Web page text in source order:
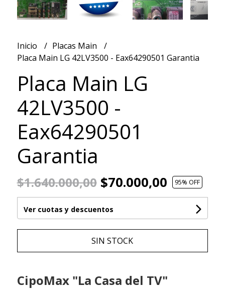
Inicio
Placas Main
Placa Main LG 42LV3500 - Eax64290501 Garantia
Placa Main LG
42LV3500 -
Eax64290501
Garantia
$1.640.000,00$70.000,00 95% OFF
Ver cuotas y descuentos
SIN STOCK
CipoMax "La Casa del TV"